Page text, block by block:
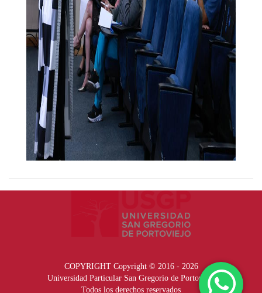
COPYRIGHT Copyright © 2016 - 2026
Universidad Particular San Gregorio de Portoviejo
Todos los derechos reservados